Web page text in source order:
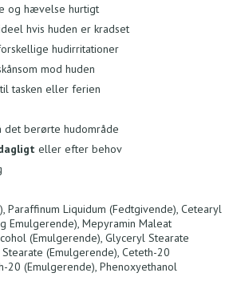
og hævelse hurtigt
hvis huden er kradset
hudirritationer
mod huden
tasken eller ferien
det berørte hudområde
eller efter behov
Paraffinum Liquidum (Fedtgivende), Cetearyl
Emulgerende), Mepyramin Maleat
(Emulgerende), Glyceryl Stearate
(Emulgerende), Ceteth-20
20 (Emulgerende), Phenoxyethanol